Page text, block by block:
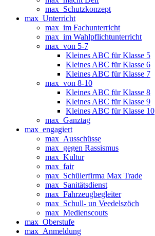
max_Schutzkonzept
max_Unterricht
max_im Fachunterricht
max_im Wahlpflichtunterricht
max_von 5-7
Kleines ABC für Klasse 5
Kleines ABC für Klasse 6
Kleines ABC für Klasse 7
max_von 8-10
Kleines ABC für Klasse 8
Kleines ABC für Klasse 9
Kleines ABC für Klasse 10
max_Ganztag
max_engagiert
max_Ausschüsse
max_gegen Rassismus
max_Kultur
max_fair
max_Schülerfirma Max Trade
max_Sanitätsdienst
max_Fahrzeugbegleiter
max_Schull- un Veedelszöch
max_Medienscouts
max_Oberstufe
max_Anmeldung